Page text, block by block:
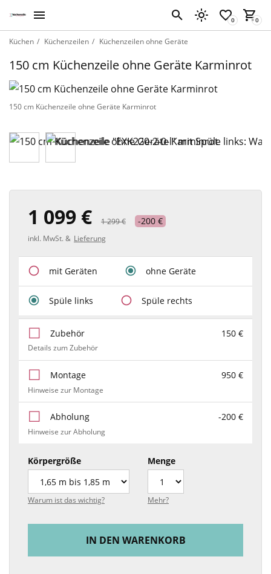
Küchen Küchenzeilen Küchenzeilen ohne Geräte
150 cm Küchenzeile ohne Geräte Karminrot
150 cm Küchenzeile ohne Geräte Karminrot
1 099 € 1 299 € -200 €
inkl. MwSt. & Lieferung
mit Geräten ohne Geräte
Spüle links Spüle rechts
Zubehör 150 €
Details zum Zubehör
Montage 950 €
Hinweise zur Montage
Abholung -200 €
Hinweise zur Abholung
Körpergröße
Warum ist das wichtig?
Menge
Mehr?
IN DEN WARENKORB